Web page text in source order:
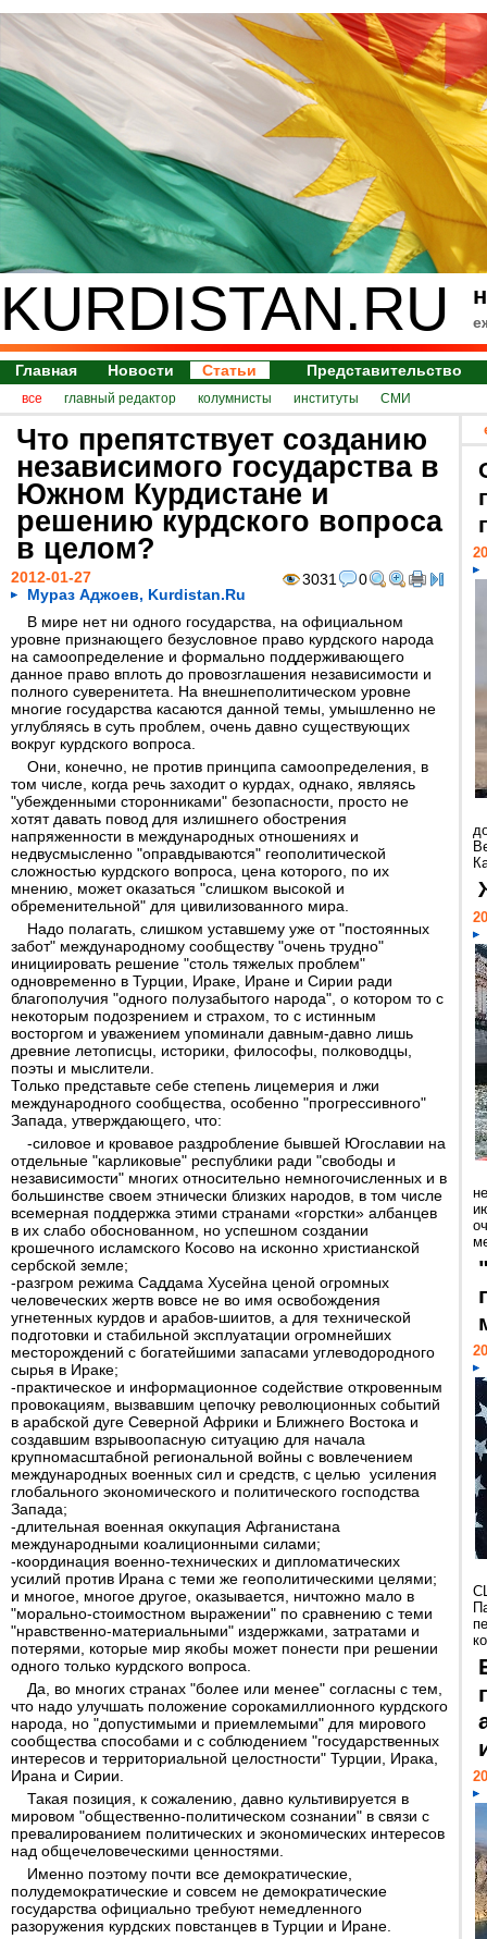
KURDISTAN.RU
Главная Новости Статьи Представительство
все главный редактор колумнисты институты СМИ
Что препятствует созданию
независимого государства в
Южном Курдистане и
решению курдского вопроса
в целом?
3031 0
2012-01-27
Мураз Аджоев, Kurdistan.Ru
В мире нет ни одного государства, на официальном
уровне признающего безусловное право курдского народа
на самоопределение и формально поддерживающего
данное право вплоть до провозглашения независимости и
полного суверенитета. На внешнеполитическом уровне
многие государства касаются данной темы, умышленно не
углубляясь в суть проблем, очень давно существующих
вокруг курдского вопроса.
Они, конечно, не против принципа самоопределения, в
том числе, когда речь заходит о курдах, однако, являясь
"убежденными сторонниками" безопасности, просто не
хотят давать повод для излишнего обострения
напряженности в международных отношениях и
недвусмысленно "оправдываются" геополитической
сложностью курдского вопроса, цена которого, по их
мнению, может оказаться "слишком высокой и
обременительной" для цивилизованного мира.
Надо полагать, слишком уставшему уже от "постоянных
забот" международному сообществу "очень трудно"
инициировать решение "столь тяжелых проблем"
одновременно в Турции, Ираке, Иране и Сирии ради
благополучия "одного полузабытого народа", о котором то с
некоторым подозрением и страхом, то с истинным
восторгом и уважением упоминали давным-давно лишь
древние летописцы, историки, философы, полководцы,
поэты и мыслители.
Только представьте себе степень лицемерия и лжи
международного сообщества, особенно "прогрессивного"
Запада, утверждающего, что:
-силовое и кровавое раздробление бывшей Югославии на
отдельные "карликовые" республики ради "свободы и
независимости" многих относительно немногочисленных и в
большинстве своем этнически близких народов, в том числе
всемерная поддержка этими странами «горстки» албанцев
в их слабо обоснованном, но успешном создании
крошечного исламского Косово на исконно христианской
сербской земле;
-разгром режима Саддама Хусейна ценой огромных
человеческих жертв вовсе не во имя освобождения
угнетенных курдов и арабов-шиитов, а для технической
подготовки и стабильной эксплуатации огромнейших
месторождений с богатейшими запасами углеводородного
сырья в Ираке;
-практическое и информационное содействие откровенным
провокациям, вызвавшим цепочку революционных событий
в арабской дуге Северной Африки и Ближнего Востока и
создавшим взрывоопасную ситуацию для начала
крупномасштабной региональной войны с вовлечением
международных военных сил и средств, с целью усиления
глобального экономического и политического господства
Запада;
-длительная военная оккупация Афганистана
международными коалиционными силами;
-координация военно-технических и дипломатических
усилий против Ирана с теми же геополитическими целями;
и многое, многое другое, оказывается, ничтожно мало в
"морально-стоимостном выражении" по сравнению с теми
"нравственно-материальными" издержками, затратами и
потерями, которые мир якобы может понести при решении
одного только курдского вопроса.
Да, во многих странах "более или менее" согласны с тем,
что надо улучшать положение сорокамиллионного курдского
народа, но "допустимыми и приемлемыми" для мирового
сообщества способами и с соблюдением "государственных
интересов и территориальной целостности" Турции, Ирака,
Ирана и Сирии.
Такая позиция, к сожалению, давно культивируется в
мировом "общественно-политическом сознании" в связи с
превалированием политических и экономических интересов
над общечеловеческими ценностями.
Именно поэтому почти все демократические,
полудемократические и совсем не демократические
государства официально требуют немедленного
разоружения курдских повстанцев в Турции и Иране.